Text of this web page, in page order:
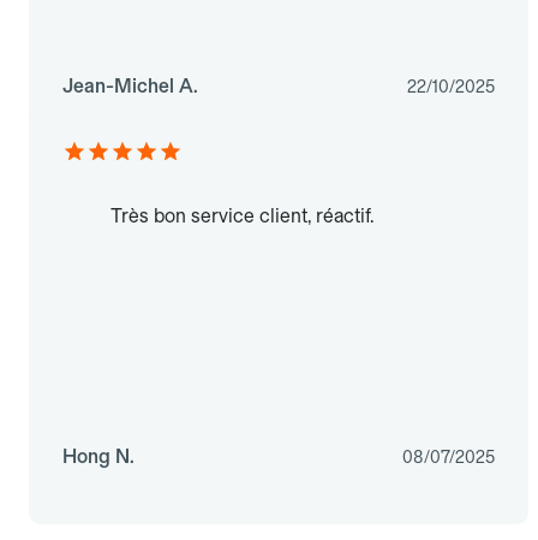
Jean-Michel A. 22/10/2025
Très bon service client, réactif.
Hong N. 08/07/2025